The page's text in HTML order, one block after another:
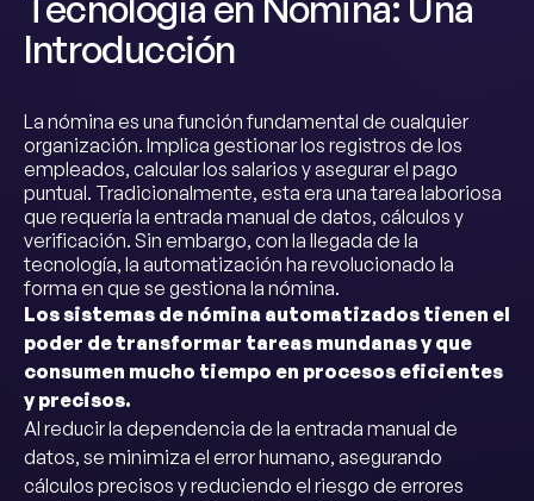
Introducción
La nómina es una función fundamental de cualquier
organización. Implica gestionar los registros de los
empleados, calcular los salarios y asegurar el pago
puntual. Tradicionalmente, esta era una tarea laboriosa
que requería la entrada manual de datos, cálculos y
verificación. Sin embargo, con la llegada de la
tecnología, la automatización ha revolucionado la
forma en que se gestiona la nómina.
Los sistemas de nómina automatizados tienen el
poder de transformar tareas mundanas y que
consumen mucho tiempo en procesos eficientes
y precisos.
Al reducir la dependencia de la entrada manual de
datos, se minimiza el error humano, asegurando
cálculos precisos y reduciendo el riesgo de errores